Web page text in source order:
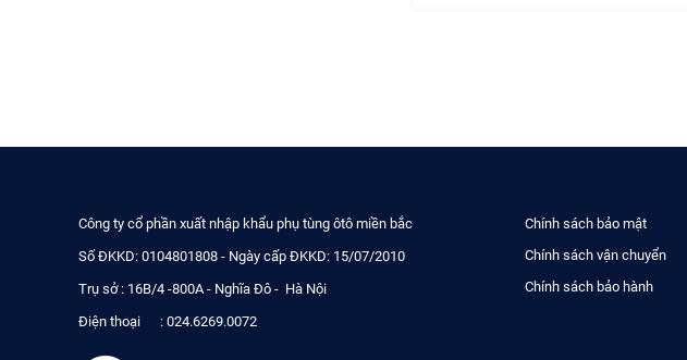
Công ty cổ phần xuất nhập khẩu phụ tùng ôtô miền bắc
Số ĐKKD: 0104801808 - Ngày cấp ĐKKD: 15/07/2010
Trụ sở : 16B/4 -800A - Nghĩa Đô - Hà Nội
Điện thoại : 024.6269.0072
Chính sách bảo mật
Chính sách vận chuyển
Chính sách bảo hành